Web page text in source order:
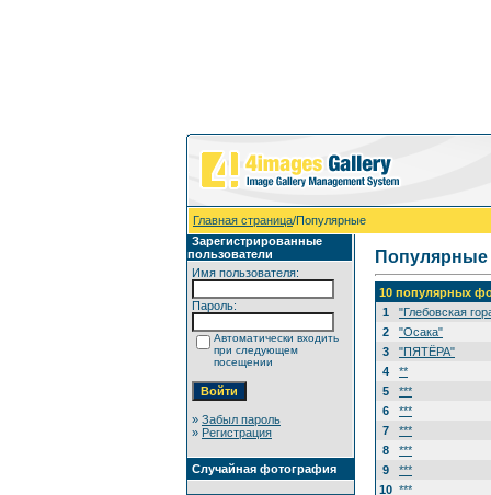
Главная страница/Популярные
Зарегистрированные
пользователи
Имя пользователя:
Пароль:
Автоматически входить
при следующем
посещении
» Забыл пароль
» Регистрация
Случайная фотография
Популярные
10 популярных
1
"Глебовская
2
"Осака"
3
"ПЯТЁРА"
4
**
5
***
6
***
7
***
8
***
9
***
10 ***